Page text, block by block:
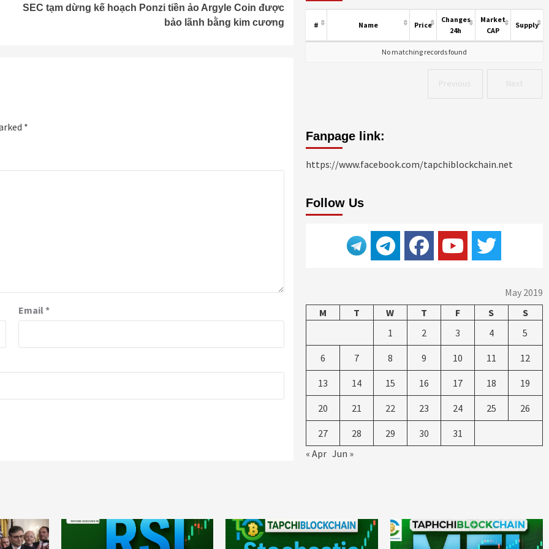
SEC tạm dừng kế hoạch Ponzi tiền ảo Argyle Coin được
bảo lãnh bằng kim cương
*
Email*
Previous Next
# Name Price
Changes
24h
Market
CAP
Supply
No matching records found
Fanpage link:
https://www.facebook.com/tapchiblockchain.net
Follow Us
May 2019
M
T W T F S
S
1
2 3 4 5
6 7 8 9 10 11 12
13 14 15 16 17 18 19
20 21 22 23 24 25 26
27 28 29 30
31
« Apr Jun »